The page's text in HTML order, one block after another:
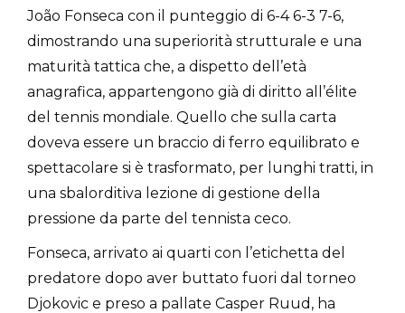
João Fonseca con il punteggio di 6-4 6-3 7-6,
dimostrando una superiorità strutturale e una
maturità tattica che, a dispetto dell’età
anagrafica, appartengono già di diritto all’élite
del tennis mondiale. Quello che sulla carta
doveva essere un braccio di ferro equilibrato e
spettacolare si è trasformato, per lunghi tratti, in
una sbalorditiva lezione di gestione della
pressione da parte del tennista ceco.
Fonseca, arrivato ai quarti con l’etichetta del
predatore dopo aver buttato fuori dal torneo
Djokovic e preso a pallate Casper Ruud, ha